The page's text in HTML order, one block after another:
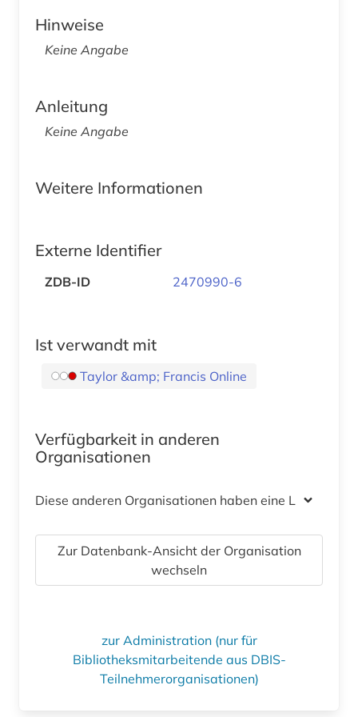
Hinweise
Keine Angabe
Anleitung
Keine Angabe
Weitere Informationen
Externe Identifier
ZDB-ID 2470990-6
Ist verwandt mit
Taylor &amp; Francis Online
Verfügbarkeit in anderen
Organisationen
Diese anderen Organisationen haben eine Lizenz
Zur Datenbank-Ansicht der Organisation
wechseln
zur Administration (nur für
Bibliotheksmitarbeitende aus DBIS-
Teilnehmerorganisationen)